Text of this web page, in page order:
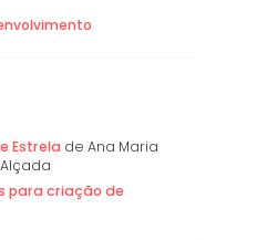
Estrela de Ana Maria
para criação de